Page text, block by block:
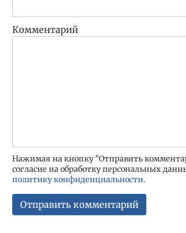
Комментарий
Нажимая на кнопку "Отправить
согласие на обработку персональных
политику конфиденциальности.